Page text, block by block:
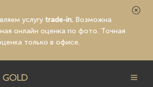
услугу trade-in. Возможна
онлайн оценка по фото. Точная
только в офисе.